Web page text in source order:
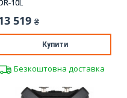
10L
519 ₴
Купити
Безкоштовна доставка